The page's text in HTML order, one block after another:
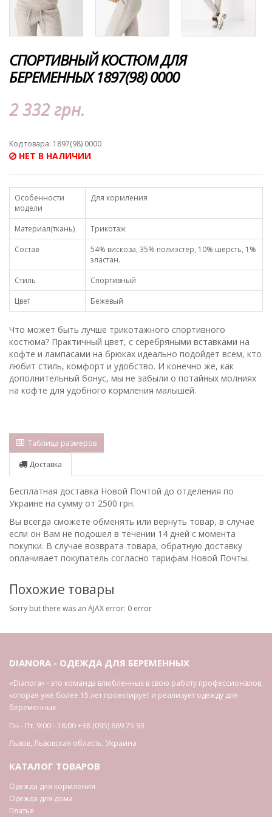
СПОРТИВНЫЙ КОСТЮМ ДЛЯ
БЕРЕМЕННЫХ 1897(98) 0000
2 332 грн.
Код товара: 1897(98) 0000
НЕТ В НАЛИЧИИ
Особенности
модели
Для кормления
Материал(ткань)
Трикотаж
Состав
54% вискоза, 35% полиэстер, 10% шерсть, 1%
эластан.
Стиль
Спортивный
Цвет
Бежевый
Что может быть лучше трикотажного спортивного
костюма? Практичный цвет, с серебряными вставками на
кофте и лампасами на брюках идеально подойдет всем, кто
любит стиль, комфорт и удобство. И конечно же, как
дополнительный бонус, мы не забыли о потайных молниях
на кофте для удобного кормления малышей.
Таблица размеров
Доставка
Бесплатная доставка Новой Почтой до отделения по
Украине на сумму от 2500 грн.
Вы всегда сможете обменять или вернуть товар, в случае
если он Вам не подошел в течении 14 дней с момента
покупки. В случае возврата товара, обратную доставку
оплачивает покупатель согласно тарифам Новой Почты.
Похожие товары
Sorry but there was an AJAX error: 0 error
DIANORA - ОДЕЖДА ДЛЯ БЕРЕМЕННЫХ
«Dianora» - это команда влюбленных в свою работу профессионалов,
которая уже более 15 лет проектирует и реализует одежду для
беременных
Пн.- Пт. 9:00 - 18:00+38 (095) 869 75 93
Львов,Львовская область, Украина
КАТАЛОГ ТОВАРОВ
Одежда для кормления
Одежда для дома
Платья